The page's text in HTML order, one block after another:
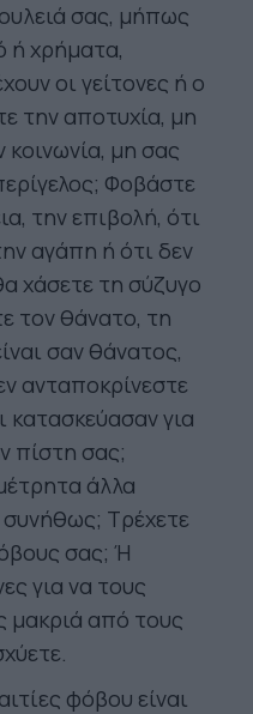
σας, μήπως
ή χρήματα,
οι γείτονες ή ο
την αποτυχία, μη
μη σας
Φοβάστε
την επιβολή, ότι
αγάπη ή ότι δεν
χάσετε τη σύζυγο
τον θάνατο, τη
σαν θάνατος,
ανταποκρίνεστε
κατασκεύασαν για
πίστη σας;
άλλα
συνήθως; Τρέχετε
σας; Ή
για να τους
μακριά από τους
φόβου είναι